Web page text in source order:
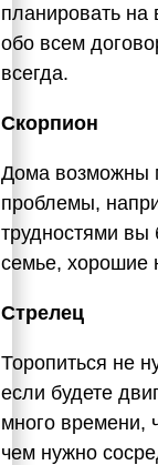
планировать
обо всем
всегда.
Скорпион
Дома возможны
проблемы,
трудностями вы
семье, хорошие
Стрелец
Торопиться не
если будете
много времени,
чем нужно